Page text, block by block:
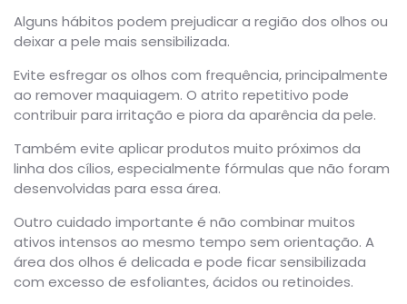
Alguns hábitos podem prejudicar a região dos olhos ou
deixar a pele mais sensibilizada.
Evite esfregar os olhos com frequência, principalmente
ao remover maquiagem. O atrito repetitivo pode
contribuir para irritação e piora da aparência da pele.
Também evite aplicar produtos muito próximos da
linha dos cílios, especialmente fórmulas que não foram
desenvolvidas para essa área.
Outro cuidado importante é não combinar muitos
ativos intensos ao mesmo tempo sem orientação. A
área dos olhos é delicada e pode ficar sensibilizada
com excesso de esfoliantes, ácidos ou retinoides.